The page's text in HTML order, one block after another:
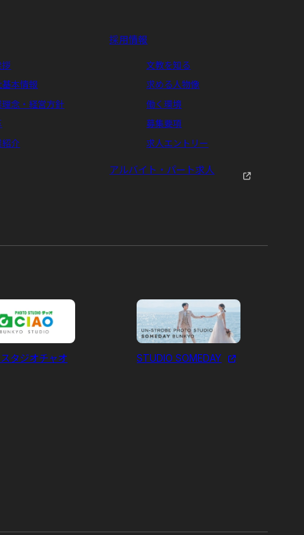
拶
基本情報
理念・経営方針
介
採用情報
文教を知る
求める人物像
働く環境
募集要項
求人エントリー
アルバイト・パート求人
タジオチャオ STUDIO SOMEDAY